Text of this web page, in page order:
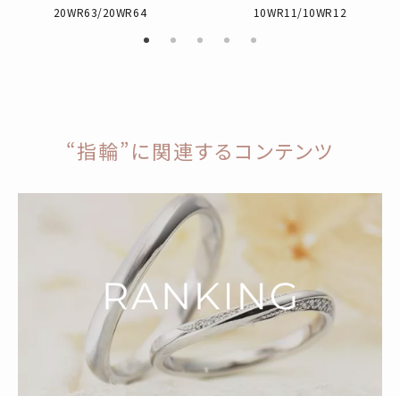
20WR63/20WR64 10WR11/10WR12
“指輪”に関連するコンテンツ